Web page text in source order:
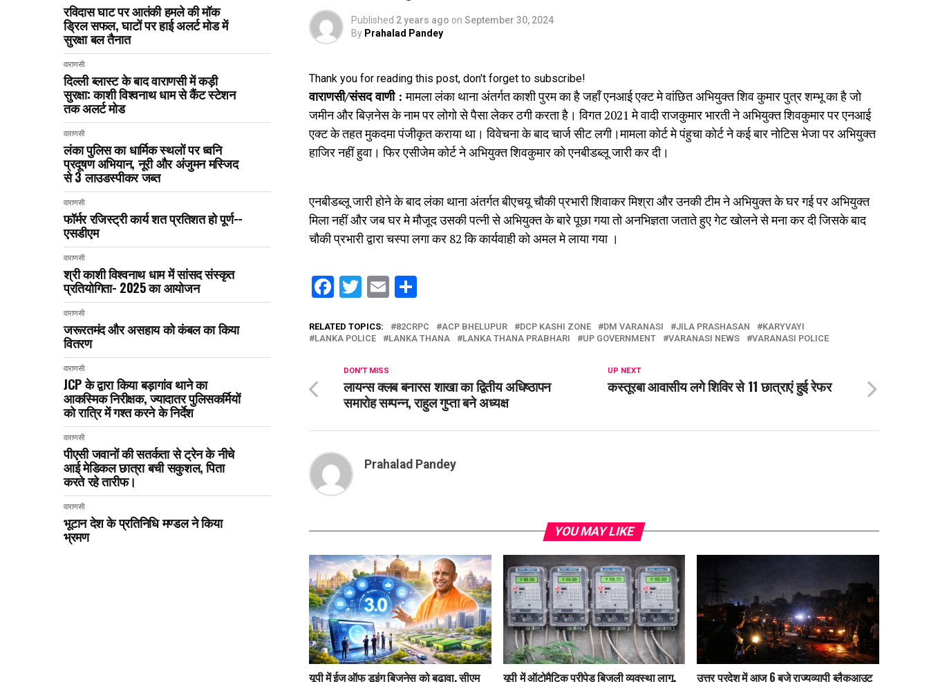
रविदास घाट पर आतंकी हमले की मॉक
ड्रिल सफल, घाटों पर हाई अलर्ट मोड में
सुरक्षा बल तैनात
वाराणसी
दिल्ली ब्लास्ट के बाद वाराणसी में कड़ी
सुरक्षा: काशी विश्वनाथ धाम से कैंट स्टेशन
तक अलर्ट मोड
वाराणसी
लंका पुलिस का धार्मिक स्थलों पर ध्वनि
प्रदूषण अभियान, नूरी और अंजुमन मस्जिद
से 3 लाउडस्पीकर जब्त
वाराणसी
फॉर्मर रजिस्ट्री कार्य शत प्रतिशत हो पूर्ण--
एसडीएम
वाराणसी
श्री काशी विश्वनाथ धाम में सांसद संस्कृत
प्रतियोगिता- 2025 का आयोजन
वाराणसी
जरूरतमंद और असहाय को कंबल का किया
वितरण
वाराणसी
JCP के द्वारा किया बड़ागांव थाने का
आकस्मिक निरीक्षक, ज्यादातर पुलिसकर्मियों
को रात्रि में गश्त करने के निर्देश
वाराणसी
पीएसी जवानों की सतर्कता से ट्रेन के नीचे
आई मेडिकल छात्रा बची सकुशल, पिता
करते रहे तारीफ।
वाराणसी
भूटान देश के प्रतिनिधि मण्डल ने किया
भ्रमण
Published 2 years ago on September 30, 2024
By Prahalad Pandey
Thank you for reading this post, don't forget to subscribe!
वाराणसी/संसद वाणी :मामला लंका थाना अंतर्गत काशी पुरम का है जहाँ एनआई एक्ट मे वांछित अभियुक्त शिव कुमार पुत्र शम्भू का है जो
जमीन और बिज़नेस के नाम पर लोगो से पैसा लेकर ठगी करता है। विगत 2021 मे वादी राजकुमार भारती ने अभियुक्त शिवकुमार पर एनआई
एक्ट के तहत मुकदमा पंजीकृत कराया था। विवेचना के बाद चार्ज सीट लगी।मामला कोर्ट मे पंहुचा कोर्ट ने कई बार नोटिस भेजा पर अभियुक्त
हाजिर नहीं हुवा। फिर एसीजेम कोर्ट ने अभियुक्त शिवकुमार को एनबीडब्लू जारी कर दी।
एनबीडब्लू जारी होने के बाद लंका थाना अंतर्गत बीएचयू चौकी प्रभारी शिवाकर मिश्रा और उनकी टीम ने अभियुक्त के घर गई पर अभियुक्त
मिला नहीं और जब घर मे मौजूद उसकी पत्नी से अभियुक्त के बारे पूछा गया तो अनभिज्ञता जताते हुए गेट खोलने से मना कर दी जिसके बाद
चौकी प्रभारी द्वारा चस्पा लगा कर 82 कि कार्यवाही को अमल मे लाया गया ।
Facebook
Twitter
Email
RELATED TOPICS: 82CRPC ACP BHELUPUR DCP KASHI ZONE DM VARANASI JILA PRASHASAN
KARYVAYI
LANKA POLICE
LANKA THANA LANKA THANA PRABHARI UP GOVERNMENT VARANASI NEWS VARANASI POLICE
UP NEXT
कस्तूरबा आवासीय लगे शिविर से 11 छात्राएं हुई रेफर
DON'T MISS
लायन्स क्लब बनारस शाखा का द्वितीय अधिष्ठापन
समारोह सम्पन्न, राहुल गुप्ता बने अध्यक्ष
Prahalad Pandey
YOU MAY LIKE
यूपी में ईज ऑफ डूइंग बिजनेस को बढ़ावा, सीएम यूपी में ऑटोमैटिक प्रीपेड बिजली व्यवस्था लागू, उत्तर प्रदेश में आज 6 बजे राज्यव्यापी ब्लैकआउट